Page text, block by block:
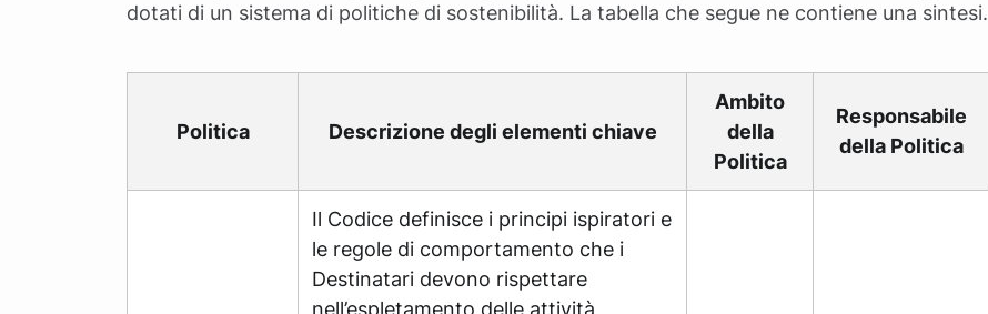
dotati di un sistema di politiche di sostenibilità. La tabella che segue ne contiene una sintesi.
Politica Descrizione degli elementi chiave
Ambito
della
Politica
Responsabile
della Politica
Il Codice definisce i principi ispiratori e
le regole di comportamento che i
Destinatari devono rispettare
nell’espletamento delle attività